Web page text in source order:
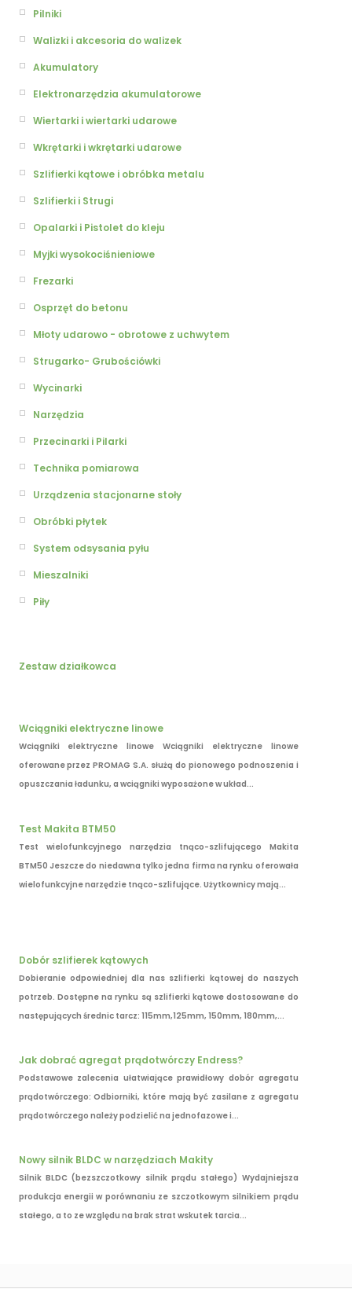
Pilniki
Walizki i akcesoria do walizek
Akumulatory
Elektronarzędzia akumulatorowe
Wiertarki i wiertarki udarowe
Wkrętarki i wkrętarki udarowe
Szlifierki kątowe i obróbka metalu
Szlifierki i Strugi
Opalarki i Pistolet do kleju
Myjki wysokociśnieniowe
Frezarki
Osprzęt do betonu
Młoty udarowo - obrotowe z uchwytem
Strugarko- Grubościówki
Wycinarki
Narzędzia
Przecinarki i Pilarki
Technika pomiarowa
Urządzenia stacjonarne stoły
Obróbki płytek
System odsysania pyłu
Mieszalniki
Piły
Zestaw działkowca
Wciągniki elektryczne linowe
Wciągniki elektryczne linowe Wciągniki elektryczne linowe
oferowane przez PROMAG S.A. służą do pionowego podnoszenia i
opuszczania ładunku, a wciągniki wyposażone w układ...
Test Makita BTM50
Test wielofunkcyjnego narzędzia tnąco-szlifującego Makita
BTM50 Jeszcze do niedawna tylko jedna firma na rynku oferowała
wielofunkcyjne narzędzie tnąco-szlifujące. Użytkownicy mają...
Dobór szlifierek kątowych
Dobieranie odpowiedniej dla nas szlifierki kątowej do naszych
potrzeb. Dostępne na rynku są szlifierki kątowe dostosowane do
następujących średnic tarcz: 115mm,125mm, 150mm, 180mm,...
Jak dobrać agregat prądotwórczy Endress?
Podstawowe zalecenia ułatwiające prawidłowy dobór agregatu
prądotwórczego: Odbiorniki, które mają być zasilane z agregatu
prądotwórczego należy podzielić na jednofazowe i...
Nowy silnik BLDC w narzędziach Makity
Silnik BLDC (bezszczotkowy silnik prądu stałego) Wydajniejsza
produkcja energii w porównaniu ze szczotkowym silnikiem prądu
stałego, a to ze względu na brak strat wskutek tarcia...